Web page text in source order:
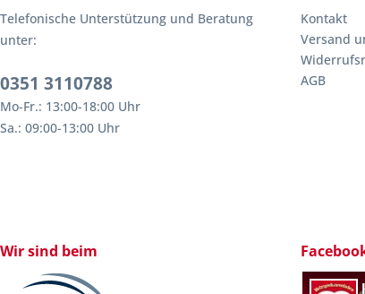
Telefonische Unterstützung und Beratung
unter:
0351 3110788
Mo-Fr.: 13:00-18:00 Uhr
Sa.: 09:00-13:00 Uhr
Kontakt
Versand
AGB
Wir sind beim